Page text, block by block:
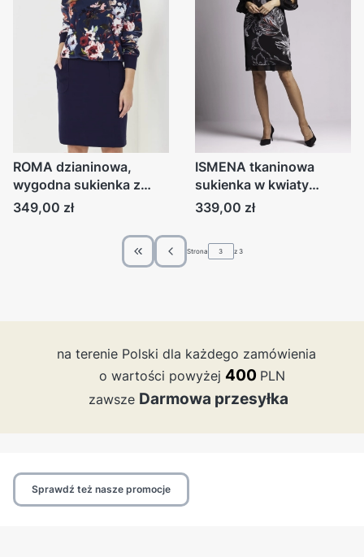
ROMA dzianinowa,
wygodna sukienka z
kieszeniami granatowa z
Cena
349,00 zł
ISMENA tkaninowa
sukienka w kwiaty
czarna na okazje
Cena
339,00 zł
Wróć do pierwszej strony z produktami
Strona z 3
na terenie Polski dla każdego zamówienia
o wartości powyżej 400 PLN
zawsze Darmowa przesyłka
Sprawdź też nasze promocje